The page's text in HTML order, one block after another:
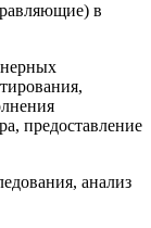
в
предоставление
анализ